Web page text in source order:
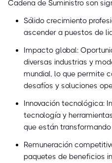
Cadena de Suministro son
Sólido crecimiento
ascender a puestos de
Impacto global:
diversas industrias y
mundial, lo que permite
desafíos y soluciones
Innovación tecnológica:
tecnología y
que están
Remuneración
paquetes de beneficios